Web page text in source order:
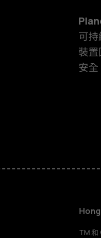
智慧
功能
可
裝
安
TM 和